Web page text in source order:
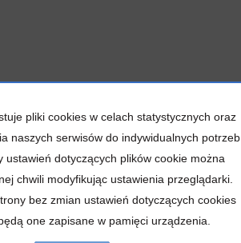
pliki cookies w celach statystycznych oraz
naszych serwisów do indywidualnych potrzeb
ustawień dotyczących plików cookie można
chwili modyfikując ustawienia przeglądarki.
bez zmian ustawień dotyczących cookies
one zapisane w pamięci urządzenia.